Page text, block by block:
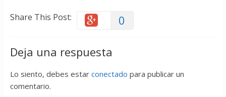
Share This Post: 0
Deja una respuesta
Lo siento, debes estar conectado para publicar un
comentario.